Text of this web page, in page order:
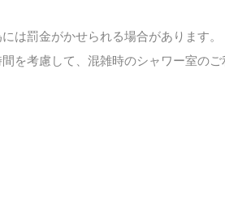
は罰金がかせられる場合があります。
を考慮して、混雑時のシャワー室のご